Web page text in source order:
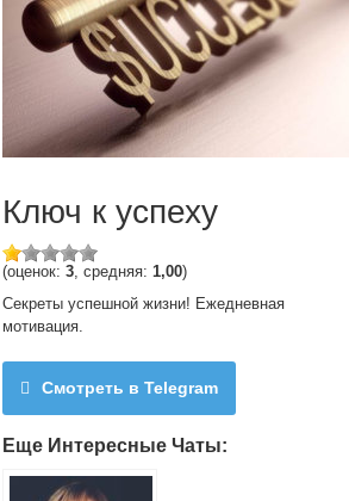
Ключ к успеху
(оценок:3, средняя:1,00)
Секреты успешной жизни! Ежедневная
мотивация.
Смотреть в Telegram
Еще Интересные Чаты: